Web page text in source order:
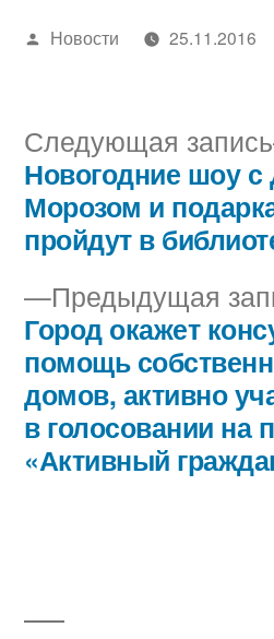
Написано
Новости 25.11.2016
Навигация
по
записям
Предыдущая
Город окажет
помощь
домов, активно
в голосовании на
«Активный
Следующая запись
Новогодние шоу
Морозом и
пройдут в